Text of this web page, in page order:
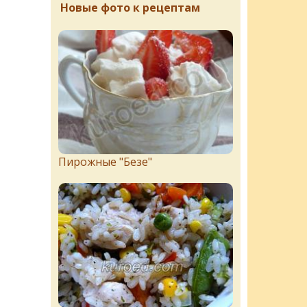
Новые фото к рецептам
Пирожныe "Бeзe"